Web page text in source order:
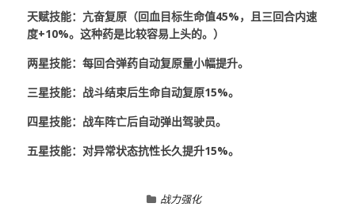
天赋技能：亢奋复原（回血目标生命值45%，且三回合内速
度+10%。这种药是比较容易上头的。）
两星技能：每回合弹药自动复原量小幅提升。
三星技能：战斗结束后生命自动复原15%。
四星技能：战车阵亡后自动弹出驾驶员。
五星技能：对异常状态抗性长久提升15%。
战力强化